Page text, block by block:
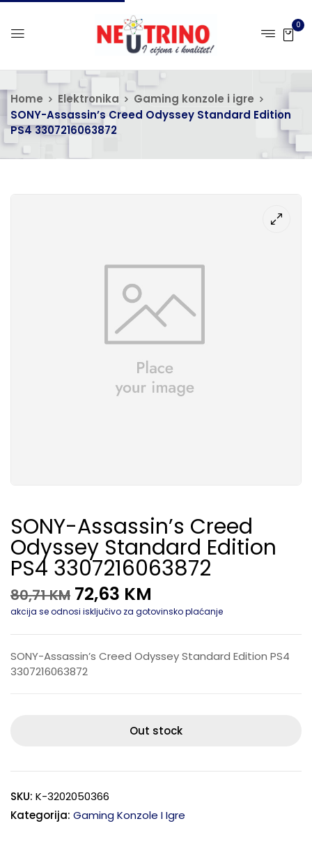
0
Home Elektronika
Gaming konzole i igre
SONY-Assassin’s Creed Odyssey Standard Edition
PS4 3307216063872
SONY-Assassin’s Creed
Odyssey Standard Edition
PS4 3307216063872
80,71KM 72,63 KM
akcija se odnosi isključivo za gotovinsko plaćanje
SONY-Assassin’s Creed Odyssey Standard Edition PS4
3307216063872
Out stock
SKU: K-3202050366
Kategorija: Gaming Konzole I Igre